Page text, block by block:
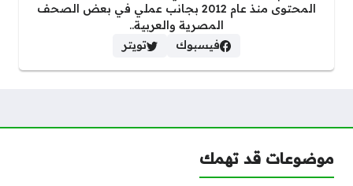
المحتوى منذ عام 2012 بجانب عملي في بعض الصحف
المصرية والعربية..
فيسبوك
تويتر
موضوعات قد تهمك